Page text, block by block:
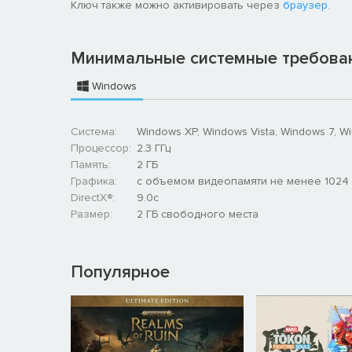
• Выжить непросто. Город умирает — а значит, вам
• Мародёрство, обмен, договоры. Ресурсы можно
Атмосфера отчаяния и тоски — без попыток
Ключ также можно активировать через браузер.
Минимальные системные
Windows
Система:
Windows XP, Windows Vista, Windows 7,
Процессор: 2.3 ГГц
Память:
2 ГБ
Графика:
с объемом видеопамяти не менее
DirectX®:
9.0c
Размер:
2 ГБ свободного места
Популярное